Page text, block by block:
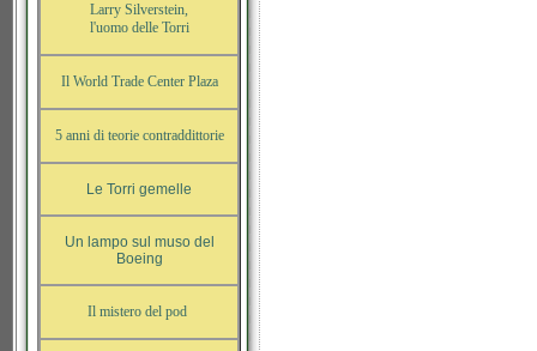
Larry Silverstein,
l'uomo delle Torri
Il World Trade Center Plaza
5 anni di teorie contraddittorie
Le Torri gemelle
Un lampo sul muso del
Boeing
Il mistero del pod